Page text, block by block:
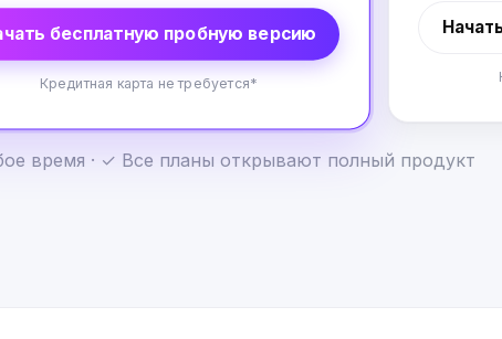
бесплатную пробную версию
Кредитная карта не требуется*
время · ✓ Все планы открывают полный продукт